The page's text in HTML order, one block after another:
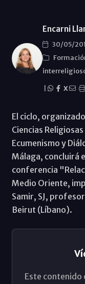
Encarni
30/05/
X
El ciclo,
Ciencias
Ecumenismo y
Málaga, concluirá
conferencia
Medio Oriente,
Samir, SJ,
Beirut (Líbano).
Este